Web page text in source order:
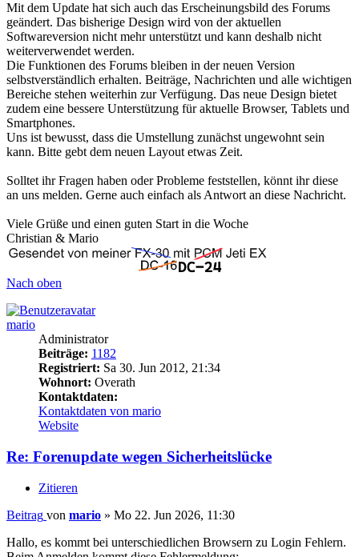
Mit dem Update hat sich auch das Erscheinungsbild des Forums
geändert. Das bisherige Design wird von der aktuellen
Softwareversion nicht mehr unterstützt und kann deshalb nicht
weiterverwendet werden.
Die Funktionen des Forums bleiben in der neuen Version
selbstverständlich erhalten. Beiträge, Nachrichten und alle wichtigen
Bereiche stehen weiterhin zur Verfügung. Das neue Design bietet
zudem eine bessere Unterstützung für aktuelle Browser, Tablets und
Smartphones.
Uns ist bewusst, dass die Umstellung zunächst ungewohnt sein
kann. Bitte gebt dem neuen Layout etwas Zeit.
Solltet ihr Fragen haben oder Probleme feststellen, könnt ihr diese
an uns melden. Gerne auch einfach als Antwort an diese Nachricht.
Viele Grüße und einen guten Start in die Woche
Christian & Mario
Nach oben
mario
Administrator
Beiträge: 1182
Registriert: Sa 30. Jun 2012, 21:34
Wohnort: Overath
Kontaktdaten:
Kontaktdaten von mario
Website
Re: Forenupdate wegen Sicherheitslücke
Zitieren
Beitrag von mario » Mo 22. Jun 2026, 11:30
Hallo, es kommt bei unterschiedlichen Browsern zu Login Fehlern.